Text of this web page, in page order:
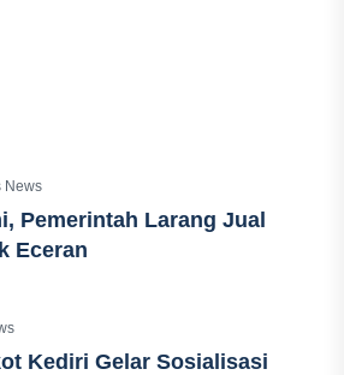
News
Pemerintah Larang Jual
Eceran
Kediri Gelar Sosialisasi